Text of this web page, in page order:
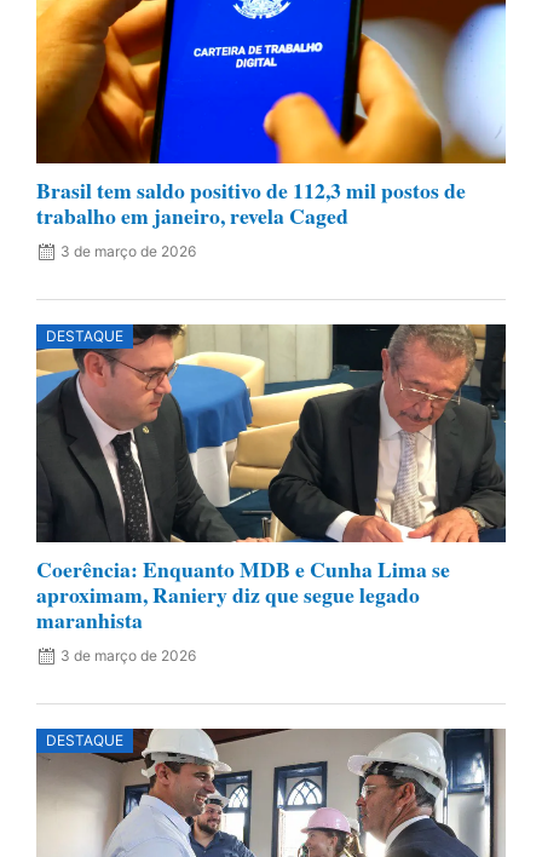
Brasil tem saldo positivo de 112,3 mil postos de
trabalho em janeiro, revela Caged
3 de março de 2026
DESTAQUE
Coerência: Enquanto MDB e Cunha Lima se
aproximam, Raniery diz que segue legado
maranhista
3 de março de 2026
DESTAQUE